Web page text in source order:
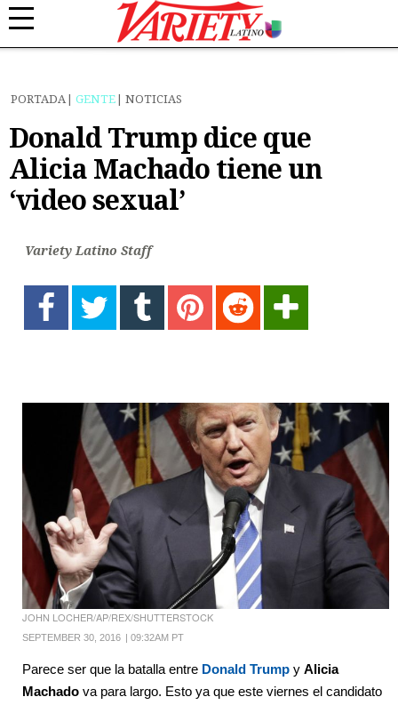
PORTADA GENTE NOTICIAS
Donald Trump dice que
Alicia Machado tiene un
‘video sexual’
Variety Latino Staff
JOHN LOCHER/AP/REX/SHUTTERSTOCK
SEPTEMBER 30, 2016 09:32AM PT
Parece ser que la batalla entre Donald Trump y Alicia
Machado va para largo. Esto ya que este viernes el candidato